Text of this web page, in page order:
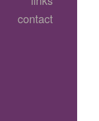
contact